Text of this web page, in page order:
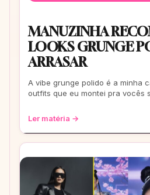
MANUZINHA
LOOKS GRUNGE
ARRASAR
A vibe grunge polido é a minha
outfits que eu montei pra vocês
Ler matéria →